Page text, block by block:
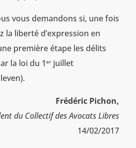
vous demandons si, une fois
la liberté d’expression en
première étape les délits
la loi du 1 erjuillet
Frédéric Pichon,
du Collectif des Avocats Libres
14/02/2017